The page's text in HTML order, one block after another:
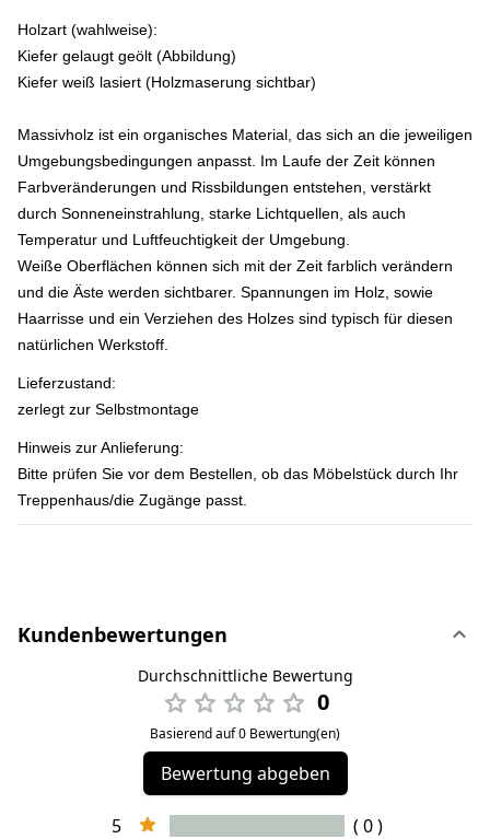
Holzart (wahlweise):
Kiefer gelaugt geölt (Abbildung)
Kiefer weiß lasiert (Holzmaserung sichtbar)
Massivholz ist ein organisches Material, das sich an die jeweiligen
Umgebungsbedingungen anpasst. Im Laufe der Zeit können
Farbveränderungen und Rissbildungen entstehen, verstärkt
durch Sonneneinstrahlung, starke Lichtquellen, als auch
Temperatur und Luftfeuchtigkeit der Umgebung.
Weiße Oberflächen können sich mit der Zeit farblich verändern
und die Äste werden sichtbarer. Spannungen im Holz, sowie
Haarrisse und ein Verziehen des Holzes sind typisch für diesen
natürlichen Werkstoff.
Lieferzustand:
zerlegt zur Selbstmontage
Hinweis zur Anlieferung:
Bitte prüfen Sie vor dem Bestellen, ob das Möbelstück durch Ihr
Treppenhaus/die Zugänge passt.
Kundenbewertungen
Durchschnittliche Bewertung
0
Basierend auf 0 Bewertung(en)
Bewertung abgeben
5
( 0 )